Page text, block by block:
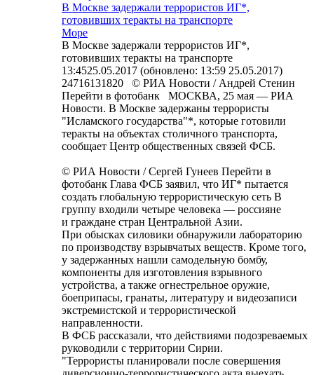
В Москве задержали террористов ИГ*,
готовивших теракты на транспорте
Море
В Москве задержали террористов ИГ*,
готовивших теракты на транспорте
13:4525.05.2017 (обновлено: 13:59 25.05.2017)
24716131820 © РИА Новости / Андрей Стенин
Перейти в фотобанк МОСКВА, 25 мая — РИА
Новости. В Москве задержаны террористы
"Исламского государства"*, которые готовили
теракты на объектах столичного транспорта,
сообщает Центр общественных связей ФСБ.
© РИА Новости / Сергей Гунеев Перейти в
фотобанк Глава ФСБ заявил, что ИГ* пытается
создать глобальную террористическую сеть В
группу входили четыре человека — россияне
и граждане стран Центральной Азии.
При обысках силовики обнаружили лабораторию
по производству взрывчатых веществ. Кроме того,
у задержанных нашли самодельную бомбу,
компоненты для изготовления взрывного
устройства, а также огнестрельное оружие,
боеприпасы, гранаты, литературу и видеозаписи
экстремистской и террористической
направленности.
В ФСБ рассказали, что действиями подозреваемых
руководили с территории Сирии.
"Террористы планировали после совершения